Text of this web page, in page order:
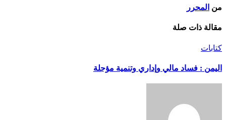
من المحرر
مقالة ذات صلة
كتابات
اليمن : فساد مالي وإداري وتنمية مؤجلة